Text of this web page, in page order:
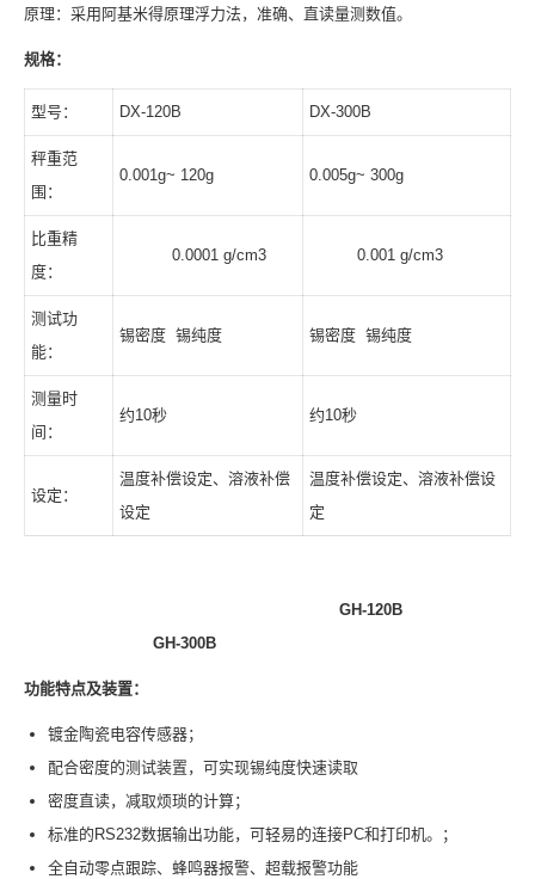
原理：采用阿基米得原理浮力法，准确、直读量测数值。
规格：
型号： DX-120B DX-300B
秤重范
围：
0.001g~ 120g 0.005g~ 300g
比重精
度：
0.0001 g/cm3 0.001 g/cm3
测试功
能：
锡密度 锡纯度 锡密度 锡纯度
测量时
间：
约10秒 约10秒
设定：
温度补偿设定、溶液补偿
设定
温度补偿设定、溶液补偿设
定
GH-120B
GH-300B
功能特点及装置：
镀金陶瓷电容传感器；
配合密度的测试装置，可实现锡纯度快速读取
密度直读，减取烦琐的计算；
标准的RS232数据输出功能，可轻易的连接PC和打印机。；
全自动零点跟踪、蜂鸣器报警、超载报警功能